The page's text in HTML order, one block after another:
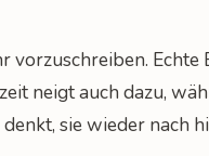
vorzuschreiben.
neigt auch dazu,
sie wieder nach